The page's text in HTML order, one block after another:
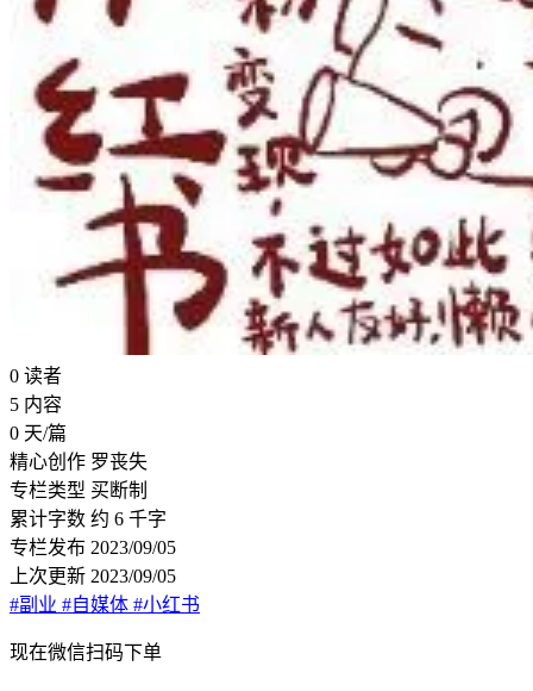
0 读者
5 内容
0 天/篇
精心创作 罗丧失
专栏类型 买断制
累计字数 约 6 千字
专栏发布 2023/09/05
上次更新 2023/09/05
#副业 #自媒体 #小红书
现在微信扫码下单